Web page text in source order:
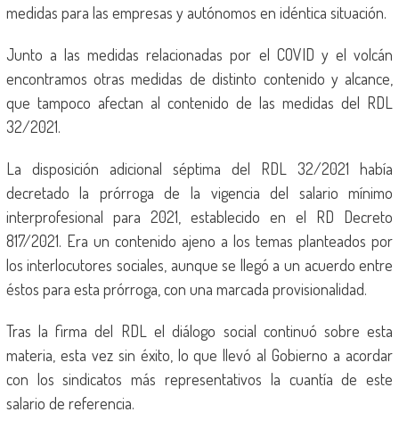
medidas para las empresas y autónomos en idéntica situación.
Junto a las medidas relacionadas por el COVID y el volcán
encontramos otras medidas de distinto contenido y alcance,
que tampoco afectan al contenido de las medidas del RDL
32/2021.
La disposición adicional séptima del RDL 32/2021 había
decretado la prórroga de la vigencia del salario mínimo
interprofesional para 2021, establecido en el RD Decreto
817/2021. Era un contenido ajeno a los temas planteados por
los interlocutores sociales, aunque se llegó a un acuerdo entre
éstos para esta prórroga, con una marcada provisionalidad.
Tras la firma del RDL el diálogo social continuó sobre esta
materia, esta vez sin éxito, lo que llevó al Gobierno a acordar
con los sindicatos más representativos la cuantía de este
salario de referencia.